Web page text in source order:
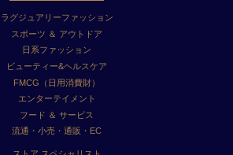
ラグジュアリーファッション
スポーツ ＆ アウトドア
日系ファッション
ビューティー&ヘルスケア
FMCG（日用消費財）
エンターテイメント
フード ＆ サービス
流通・小売・通販・EC